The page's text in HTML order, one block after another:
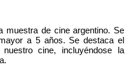
muestra de cine argentino. Se
a 5 años. Se destaca el
cine, incluyéndose la